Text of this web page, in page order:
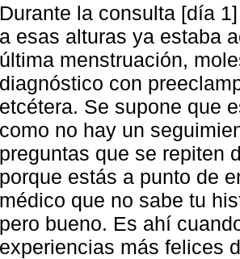
Durante la consulta [día
a esas alturas ya estaba
última menstruación,
diagnóstico con
etcétera. Se supone que
como no hay un
preguntas que se repiten
porque estás a punto de
médico que no sabe tu
pero bueno. Es ahí
experiencias más felices